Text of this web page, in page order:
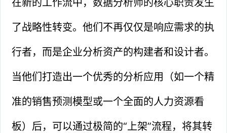
了战略性转变。他们不再仅仅是响应需求的执
行者，而是企业分析资产的构建者和设计者。
当他们打造出一个优秀的分析应用（如一个精
准的销售预测模型或一个全面的人力资源看
板）后，可以通过极简的“上架”流程，将其转